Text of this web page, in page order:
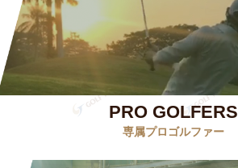
PRO GOLFERS
専属プロゴルファー